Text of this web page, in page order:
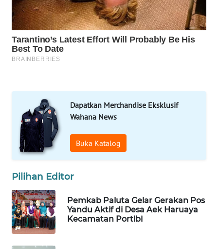
Dapatkan Merchandise Eksklusif
Wahana News
Buka Katalog
Pilihan Editor
Pemkab Paluta Gelar Gerakan Pos
Yandu Aktif di Desa Aek Haruaya
Kecamatan Portibi
DESA
WISATA
LAPAK
WAHANA
KONSUMEN
LISTRIK
MASYARAKAT
KELISTRIKAN
ID
MAWAKA
ID